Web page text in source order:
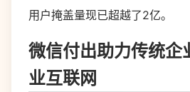
用户掩盖量现已超越了2亿。
微信付出助力传统企
业互联网